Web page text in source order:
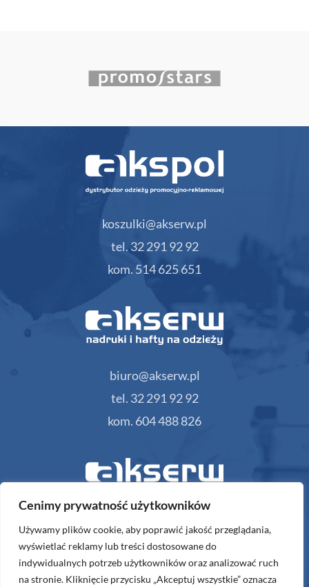
Cenimy prywatność użytkowników
Używamy plików cookie, aby poprawić jakość przeglądania,
wyświetlać reklamy lub treści dostosowane do
indywidualnych potrzeb użytkowników oraz analizować ruch
na stronie. Kliknięcie przycisku „Akceptuj wszystkie” oznacza
koszulki@akserw.pl
tel. 32 291 92 92
kom. 514 625 651
biuro@akserw.pl
tel. 32 291 92 92
kom. 604 488 826
gifts@akserw.pl
kom. 604 488 826